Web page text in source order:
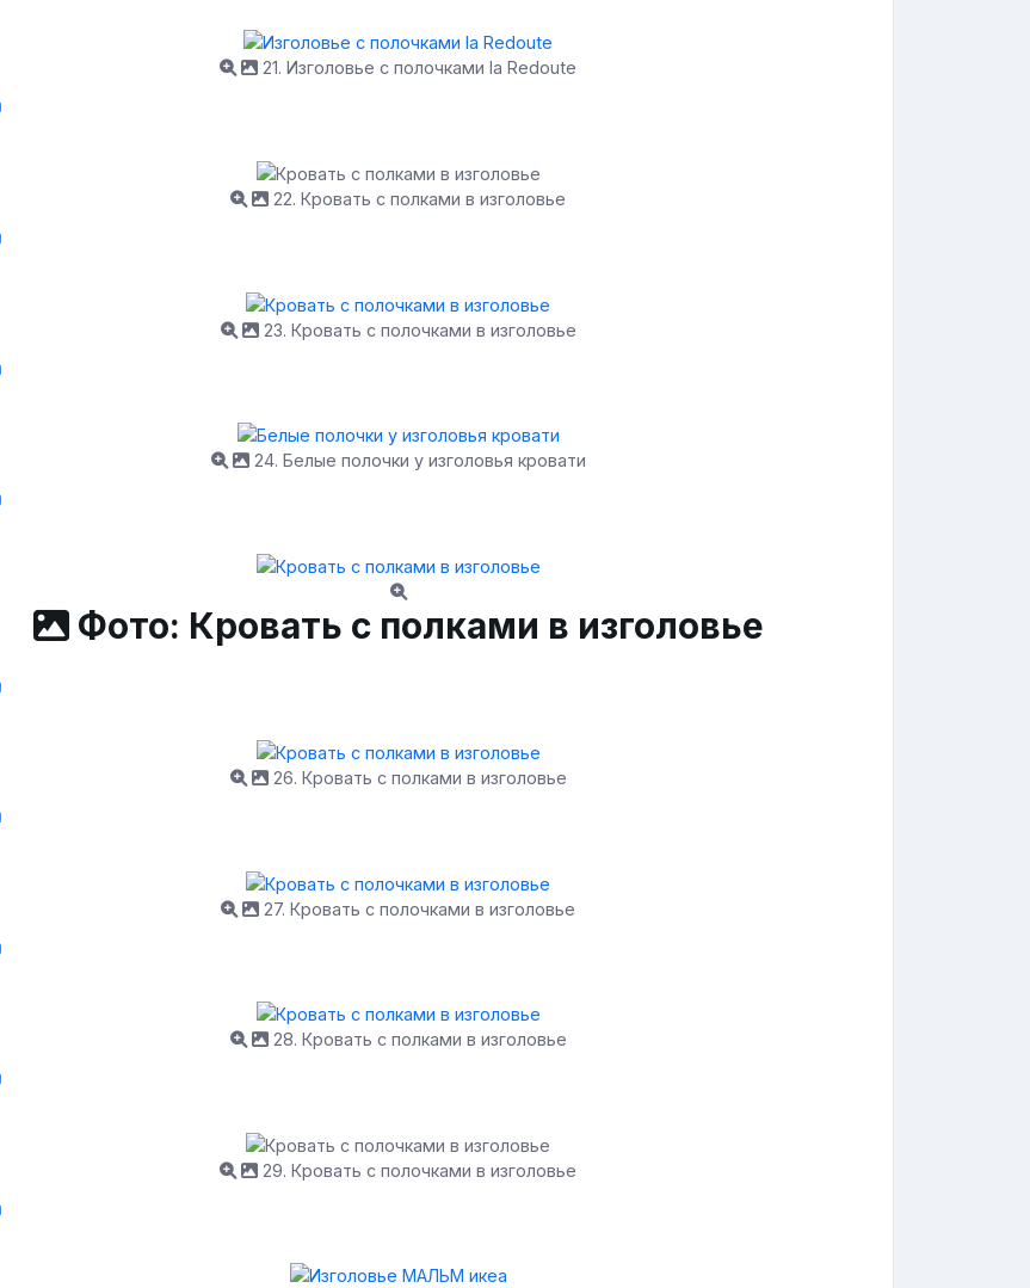
21. Изголовье с полочками la Redoute
22. Кровать с полками в изголовье
23. Кровать с полочками в изголовье
24. Белые полочки у изголовья кровати
Фото: Кровать с полками в изголовье
26. Кровать с полками в изголовье
27. Кровать с полочками в изголовье
28. Кровать с полками в изголовье
29. Кровать с полочками в изголовье